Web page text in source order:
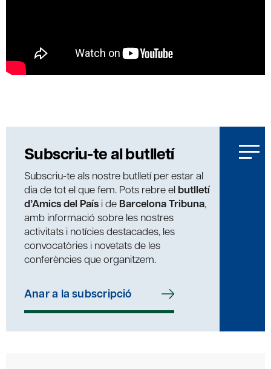
Subscriu-te al butlletí
Subscriu-te als nostre butlletí per estar al
dia de tot el que fem. Pots rebre el butlletí
d’Amics del País i de Barcelona Tribuna,
amb informació sobre les nostres
activitats i notícies destacades, les
convocatòries i novetats de les
conferències que organitzem.
Anar a la subscripció